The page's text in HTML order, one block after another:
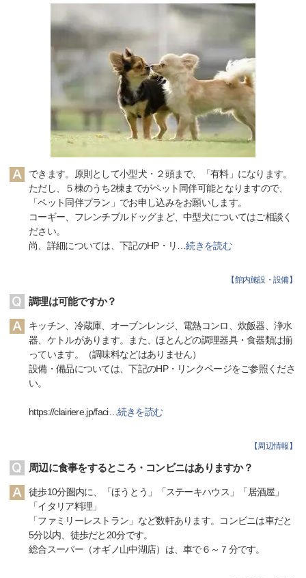
できます。原則として小型犬・２頭まで、「有料」になります。
ただし、５棟のうち2棟までがペット同伴可能となりますので、
「ペット同伴プラン」でお申し込みをお願いします。
コーギー、フレンチブルドッグまど、中型犬についてはご相談く
ださい。
尚、詳細については、下記のHP・リ …続きを読む
【館内施設・設備】
調理は可能ですか？
キッチン、冷蔵庫、オーブンレンジ、電熱コンロ、炊飯器、浄水
器、ケトルがあります。また、ほとんどの調理器具・食器類は揃
っています。（調味料などはありません）
設備・備品については、下記のHP・リンクページをご参照くださ
い。
https://clairiere.jp/faci…続きを読む
【周辺情報 】
周辺に食事をするところ・コンビニはありますか？
徒歩10分圏内に、「ほうとう」「ステーキハウス」「居酒屋」
「イタリア料理」
「ファミリーレストラン」など数軒あります。コンビニは車だと
5分以内、徒歩だと20分です。
総合スーパー（オギノ山中湖店）は、車で６～７分です。